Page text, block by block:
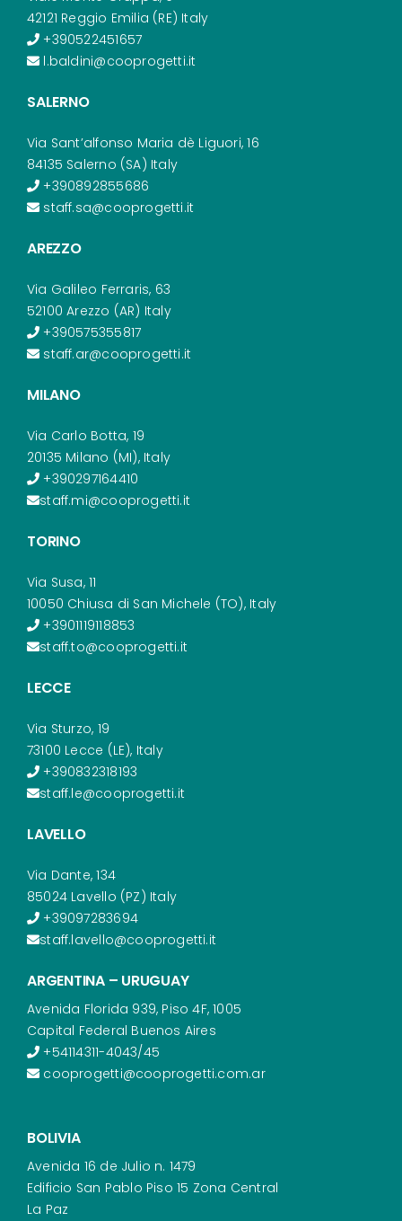
42121 Reggio Emilia (RE) Italy
+390522451657
l.baldini@cooprogetti.it
SALERNO
Via Sant’alfonso Maria dè Liguori, 16
84135 Salerno (SA) Italy
+390892855686
staff.sa@cooprogetti.it
AREZZO
Via Galileo Ferraris, 63
52100 Arezzo (AR) Italy
+390575355817
staff.ar@cooprogetti.it
MILANO
Via Carlo Botta, 19
20135 Milano (MI), Italy
+390297164410
staff.mi@cooprogetti.it
TORINO
Via Susa, 11
10050 Chiusa di San Michele (TO), Italy
+3901119118853
staff.to@cooprogetti.it
LECCE
Via Sturzo, 19
73100 Lecce (LE), Italy
+390832318193
staff.le@cooprogetti.it
LAVELLO
Via Dante, 134
85024 Lavello (PZ) Italy
+39097283694
staff.lavello@cooprogetti.it
ARGENTINA – URUGUAY
Avenida Florida 939, Piso 4F, 1005
Capital Federal Buenos Aires
+54114311-4043/45
cooprogetti@cooprogetti.com.ar
BOLIVIA
Avenida 16 de Julio n. 1479
Edificio San Pablo Piso 15 Zona Central
La Paz